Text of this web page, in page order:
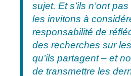
sujet. Et s’ils n’ont
les invitons à
responsabilité de
des recherches sur
qu’ils partagent – et
de transmettre les